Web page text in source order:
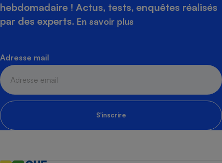
hebdomadaire ! Actus, tests, enquêtes réalisés
par des experts. En savoir plus
Adresse mail
S'inscrire